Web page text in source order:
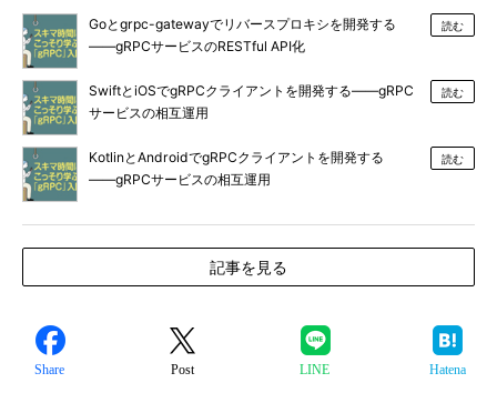
Goとgrpc-gatewayでリバースプロキシを開発する
――gRPCサービスのRESTful API化
読む
SwiftとiOSでgRPCクライアントを開発する――gRPC
サービスの相互運用
読む
KotlinとAndroidでgRPCクライアントを開発する
――gRPCサービスの相互運用
読む
記事を見る
Share Post LINE Hatena